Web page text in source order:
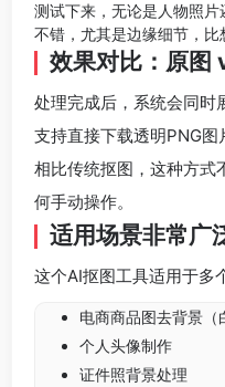
测试下来，无论是人物照
不错，尤其是边缘细节，比
效果对比：原图
处理完成后，系统会同时
支持直接下载透明PNG图
相比传统抠图，这种方式
何手动操作。
适用场景非常广
这个AI抠图工具适用于多
电商商品图去背景（
个人头像制作
证件照背景处理